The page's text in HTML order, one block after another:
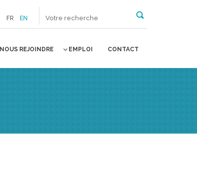
FR EN
NOUS REJOINDRE EMPLOI CONTACT